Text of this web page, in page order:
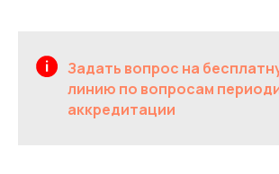
Задать вопрос на
линию по вопросам
аккредитации